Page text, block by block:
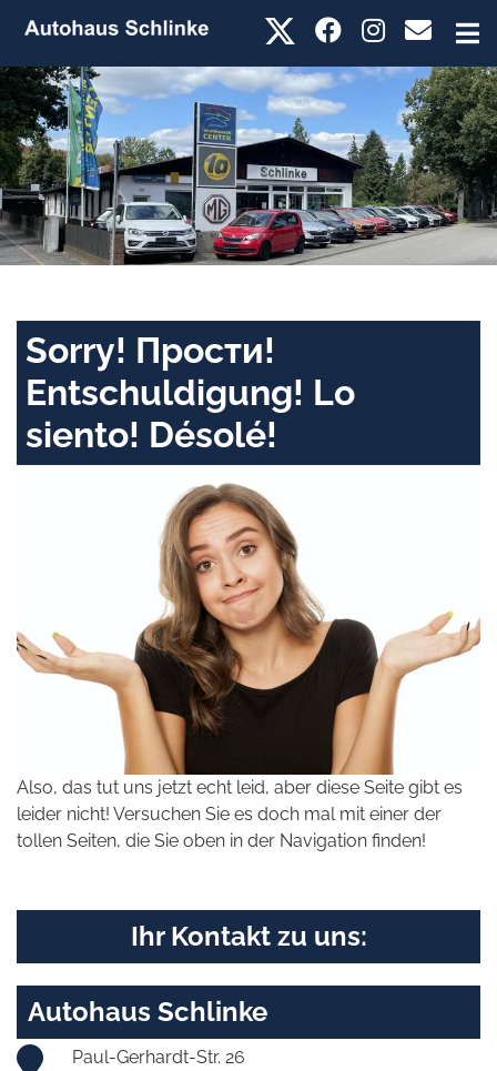
Sorry! Прости!
Entschuldigung! Lo
siento! Désolé!
Also, das tut uns jetzt echt leid, aber diese Seite gibt es
leider nicht! Versuchen Sie es doch mal mit einer der
tollen Seiten, die Sie oben in der Navigation finden!
Ihr Kontakt zu uns:
Autohaus Schlinke
Paul-Gerhardt-Str. 26